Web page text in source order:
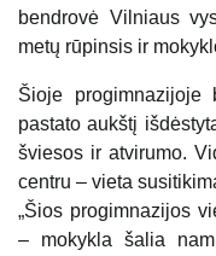
bendrovė Vilniaus
metų rūpinsis ir
Šioje
pastato aukštį
šviesos ir atvirumo.
centru – vieta
„Šios progimnazijos
– mokykla šalia